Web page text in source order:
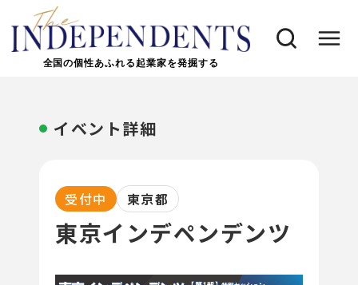
全国の個性あふれる起業家を発掘する
イベント詳細
受付中 東京都
東京インデペンデンツ